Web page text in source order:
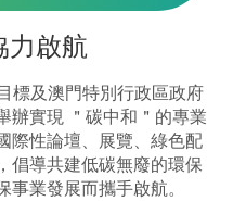
力啟航
標及澳門特別行政區政府
辦實現 ＂碳中和＂的專業
際性論壇、展覽、綠色配
倡導共建低碳無廢的環保
業發展而攜手啟航。